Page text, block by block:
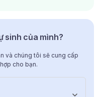
sinh của mình?
và chúng tôi sẽ cung cấp
cho bạn.